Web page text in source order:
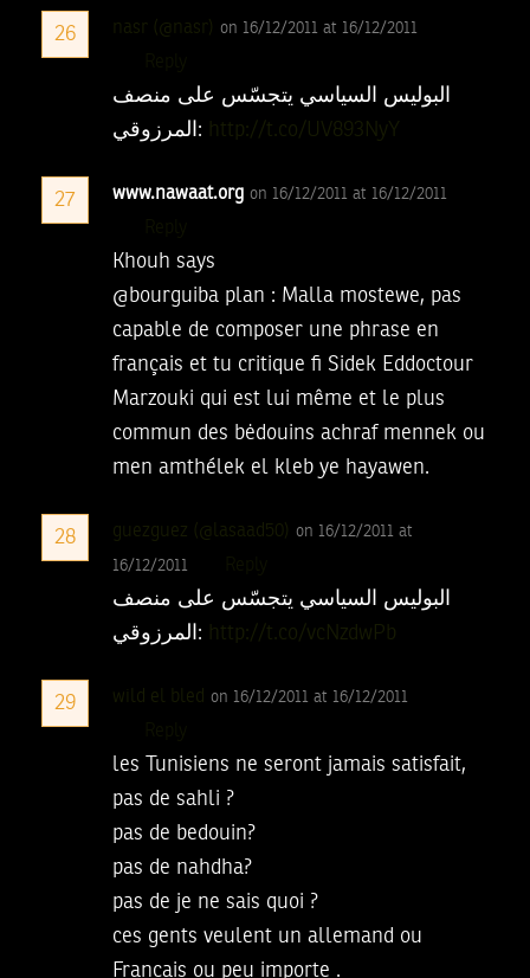
26 nasr (@nasr) on 16/12/2011 at 16/12/2011
البوليس السياسي يتجسّس على منصف
المرزوقي:
http://t.co/UV893NyY
27 www.nawaat.org on 16/12/2011 at 16/12/2011
Khouh says
@bourguiba plan : Malla mostewe, pas
capable de composer une phrase en
français et tu critique fi Sidek Eddoctour
Marzouki qui est lui même et le plus
commun des bėdouins achraf mennek ou
men amthélek el kleb ye hayawen.
28 guezguez (@lasaad50) on 16/12/2011 at
16/12/2011
البوليس السياسي يتجسّس على منصف
المرزوقي:
http://t.co/vcNzdwPb
29 wild el bled on 16/12/2011 at 16/12/2011
les Tunisiens ne seront jamais satisfait,
pas de sahli ?
pas de bedouin?
pas de nahdha?
pas de je ne sais quoi ?
ces gents veulent un allemand ou
Francais ou peu importe .